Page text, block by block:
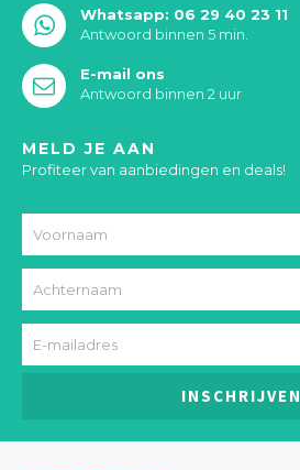
Whatsapp: 06 29 40 23 11
Antwoord binnen 5 min.
E-mail ons
Antwoord binnen 2 uur
MELD JE AAN
Profiteer van aanbiedingen en deals!
INSCHRIJVEN